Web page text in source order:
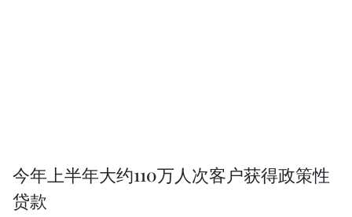
今年上半年大约110万人次客户获得政策性
贷款